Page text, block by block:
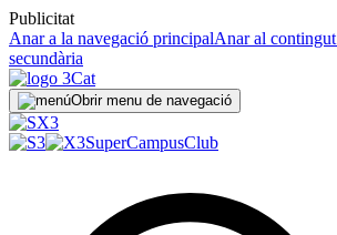
Publicitat
Anar a la navegació principalAnar al contingut
secundària
Obrir menu de navegació
SuperCampusClub